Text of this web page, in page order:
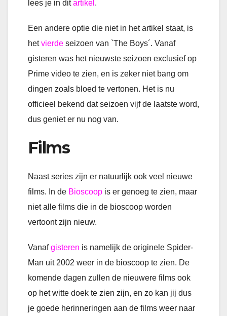
lees je in ditartikel .
Een andere optie die niet in het artikel staat, is
hetvierde seizoen van `The Boys´. Vanaf
gisteren was het nieuwste seizoen exclusief op
Prime video te zien, en is zeker niet bang om
dingen zoals bloed te vertonen. Het is nu
officieel bekend dat seizoen vijf de laatste word,
dus geniet er nu nog van.
Films
Naast series zijn er natuurlijk ook veel nieuwe
films. In de Bioscoop is er genoeg te zien, maar
niet alle films die in de bioscoop worden
vertoont zijn nieuw.
Vanafgisteren is namelijk de originele Spider-
Man uit 2002 weer in de bioscoop te zien. De
komende dagen zullen de nieuwere films ook
op het witte doek te zien zijn, en zo kan jij dus
je goede herinneringen aan de films weer naar